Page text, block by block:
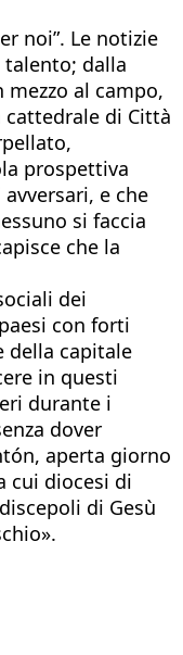
noi”. Le notizie
talento; dalla
al campo,
cattedrale di Città
prospettiva
e che
si faccia
che la
dei
con forti
della capitale
in questi
durante i
dover
aperta giorno
cui diocesi di
di Gesù